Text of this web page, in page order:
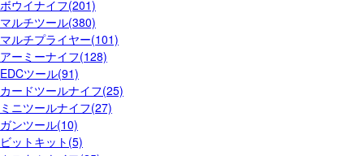
ボウイナイフ(201)
マルチツール(380)
マルチプライヤー(101)
アーミーナイフ(128)
EDCツール(91)
カードツールナイフ(25)
ミニツールナイフ(27)
ガンツール(10)
ビットキット(5)